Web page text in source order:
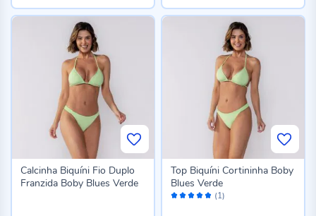
Calcinha Biquíni Fio Duplo
Franzida Boby Blues Verde
Avaliação: (1)
Top Biquíni Cortininha Boby
Blues Verde